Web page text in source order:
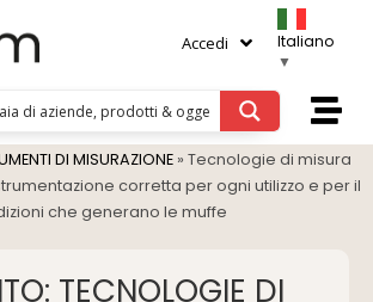
Accedi
Italiano
▼
DI MISURAZIONE » Tecnologie di misura
corretta per ogni utilizzo e per il
che generano le muffe
TECNOLOGIE DI